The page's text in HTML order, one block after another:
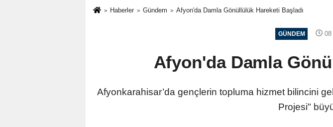
Haberler Gündem Afyon'da Damla Gönüllülük Hareketi Başladı
GÜNDEM 08
Afyon'da Damla
Afyonkarahisar’da gençlerin topluma hizmet bilincini
Projesi"